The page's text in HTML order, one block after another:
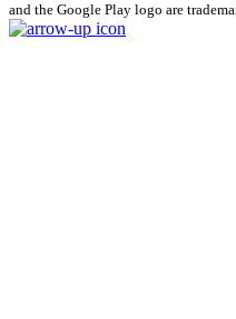
and the Google Play logo are